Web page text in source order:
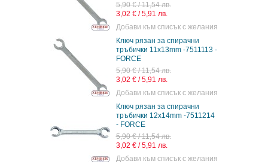
5,90 € / 11,54 лв.
3,02 € / 5,91 лв.
Добави към списък с желания
Ключ рязан за спирачни
тръбички 11х13mm -7511113 -
FORCE
5,90 € / 11,54 лв.
3,02 € / 5,91 лв.
Добави към списък с желания
Ключ рязан за спирачни
тръбички 12х14mm -7511214
- FORCE
5,90 € / 11,54 лв.
3,02 € / 5,91 лв.
Добави към списък с желания